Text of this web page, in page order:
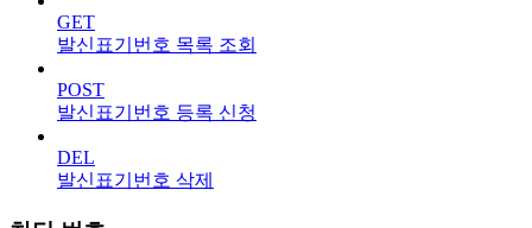
GET
발신표기번호 목록 조회
POST
발신표기번호 등록 신청
DEL
발신표기번호 삭제